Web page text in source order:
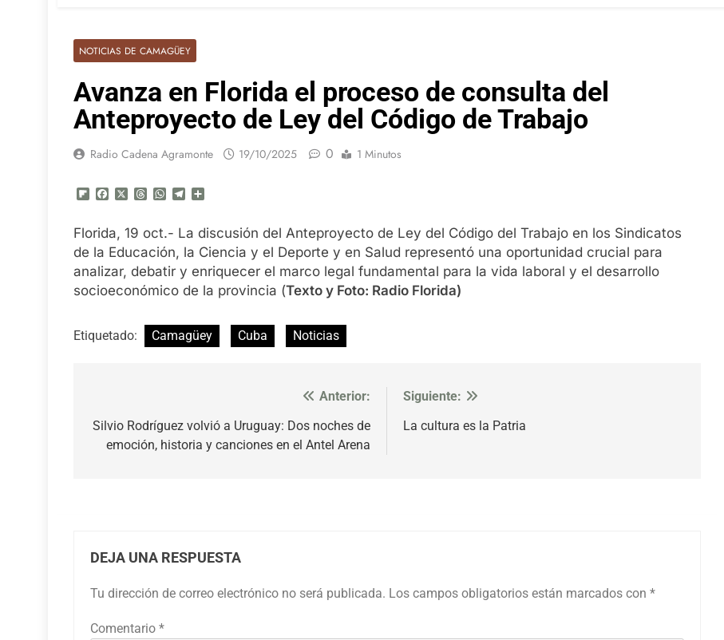
NOTICIAS DE CAMAGÜEY
Avanza en Florida el proceso de consulta del
Anteproyecto de Ley del Código de Trabajo
Radio Cadena Agramonte 19/10/2025 0 1 Minutos
Flipboard
FacebookThreadsWhatsApp
Telegram
Florida, 19 oct.- La discusión del Anteproyecto de Ley del Código del Trabajo en los Sindicatos
de la Educación, la Ciencia y el Deporte y en Salud representó una oportunidad crucial para
analizar, debatir y enriquecer el marco legal fundamental para la vida laboral y el desarrollo
socioeconómico de la provincia (Texto y Foto: Radio Florida)
Etiquetado: Camagüey Cuba Noticias
de
entradas
Anterior:
Silvio Rodríguez volvió a Uruguay: Dos noches de
emoción, historia y canciones en el Antel Arena
Siguiente:
La cultura es la Patria
DEJA UNA RESPUESTA
Tu dirección de correo electrónico no será publicada. Los campos obligatorios están marcados con *
Comentario *